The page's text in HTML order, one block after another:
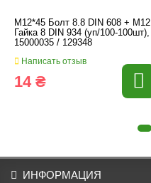
M12*45 Болт 8.8 DIN 608 + M12
Гайка 8 DIN 934 (уп/100-100шт),
15000035 / 129348
Написать отзыв
14 ₴
ИНФОРМАЦИЯ